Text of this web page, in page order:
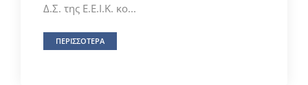
Δ.Σ. της Ε.Ε.Ι.Κ. κο...
ΠΕΡΙΣΣΟΤΕΡΑ